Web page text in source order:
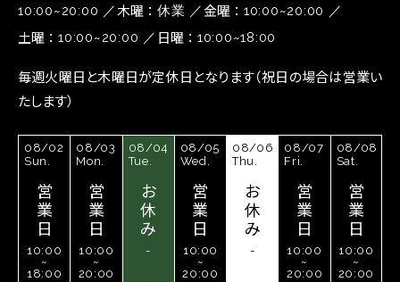
10:00~20:00 木曜 休業 金曜 10:00~20:00
土曜 10:00~20:00 日曜 10:00~18:00
毎週火曜日と木曜日が定休日となります（祝日の場合は営業い
たします）
08/02
Sun.
営
業
日
10:00
~
18:00
08/03
Mon.
営
業
日
10:00
~
20:00
08/04
Tue.
お
休
み
-
08/05
Wed.
営
業
日
10:00
~
20:00
08/06
Thu.
お
休
み
-
08/07
Fri.
営
業
日
10:00
~
20:00
08/08
Sat.
営
業
日
10:00
~
20:00